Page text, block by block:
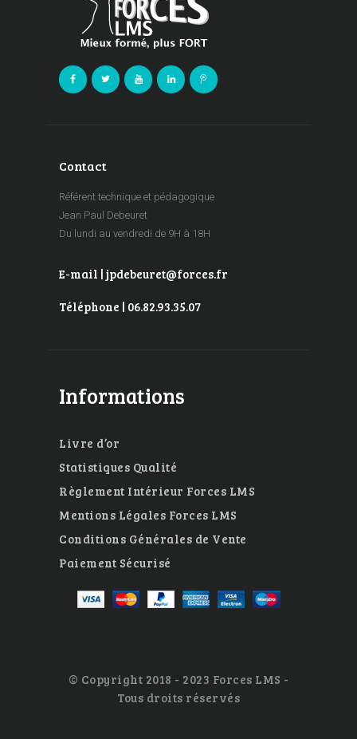
Contact
Référent technique et pédagogique
Jean Paul Debeuret
Du lundi au vendredi de 9H à 18H
E-mail | jpdebeuret@forces.fr
Téléphone | 06.82.93.35.07
Informations
Livre d’or
Statistiques Qualité
Règlement Intérieur Forces LMS
Mentions Légales Forces LMS
Conditions Générales de Vente
Paiement Sécurisé
© Copyright 2018 - 2023 Forces LMS -
Tous droits réservés